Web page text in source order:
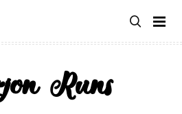
Runs